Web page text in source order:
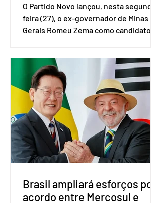
O Partido Novo lançou, nesta segunda-
feira (27), o ex-governador de Minas
Gerais Romeu Zema como candidato à
Brasília. O Novo ainda não definiu quem
vai compor a chapa como candidato a
vice-presidente. A convenção contou
com a presença do presidente nacional
do partido, Eduardo Ribeiro, e do
senador Eduardo Girão, filiado ao Novo
desde fevereiro de 2023. Formado em
administração de empresas pela
Fundaç
Brasil ampliará esforços por
acordo entre Mercosul e